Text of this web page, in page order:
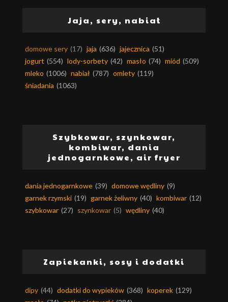
Jaja, sery, nabiał
domowe sery (17) jaja (636) jajecznica (51)
jogurt (554) lody-sorbety (42) masło (74) miód (509)
mleko (1006) nabiał (787) omlety (119)
śniadania (1063)
Szybkowar, szynkowar,
kombiwar, dania
jednogarnkowe, air fryer
dania jednogarnkowe (39) domowe wędliny (9)
garnek rzymski (19) garnek żeliwny (40) kombiwar (12)
szybkowar (27) szynkowar (5) wędliny (40)
Zapiekanki, sosy i dodatki
dipy (44) dodatki do wypieków (368) koperek (129)